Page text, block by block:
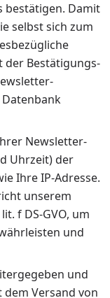
bestätigen. Damit
selbst sich zum
der Bestätigungs-
Newsletter-
Uhrzeit) der
Ihre IP-Adresse.
unserem
f DS-GVO, um
und
und
Versand von